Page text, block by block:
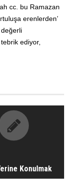
cc. bu Ramazan
erenlerden’
ediyor,
Konulmak